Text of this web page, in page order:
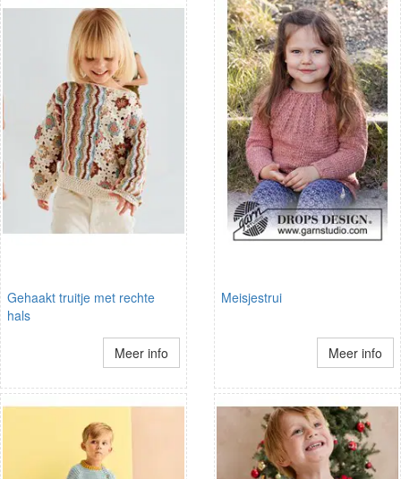
Gehaakt truitje met rechte
hals
Meer info
Meisjestrui
Meer info